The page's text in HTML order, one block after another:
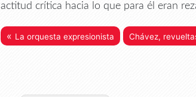
actitud crítica hacia lo que para él eran
« La orquesta expresionista Chávez,